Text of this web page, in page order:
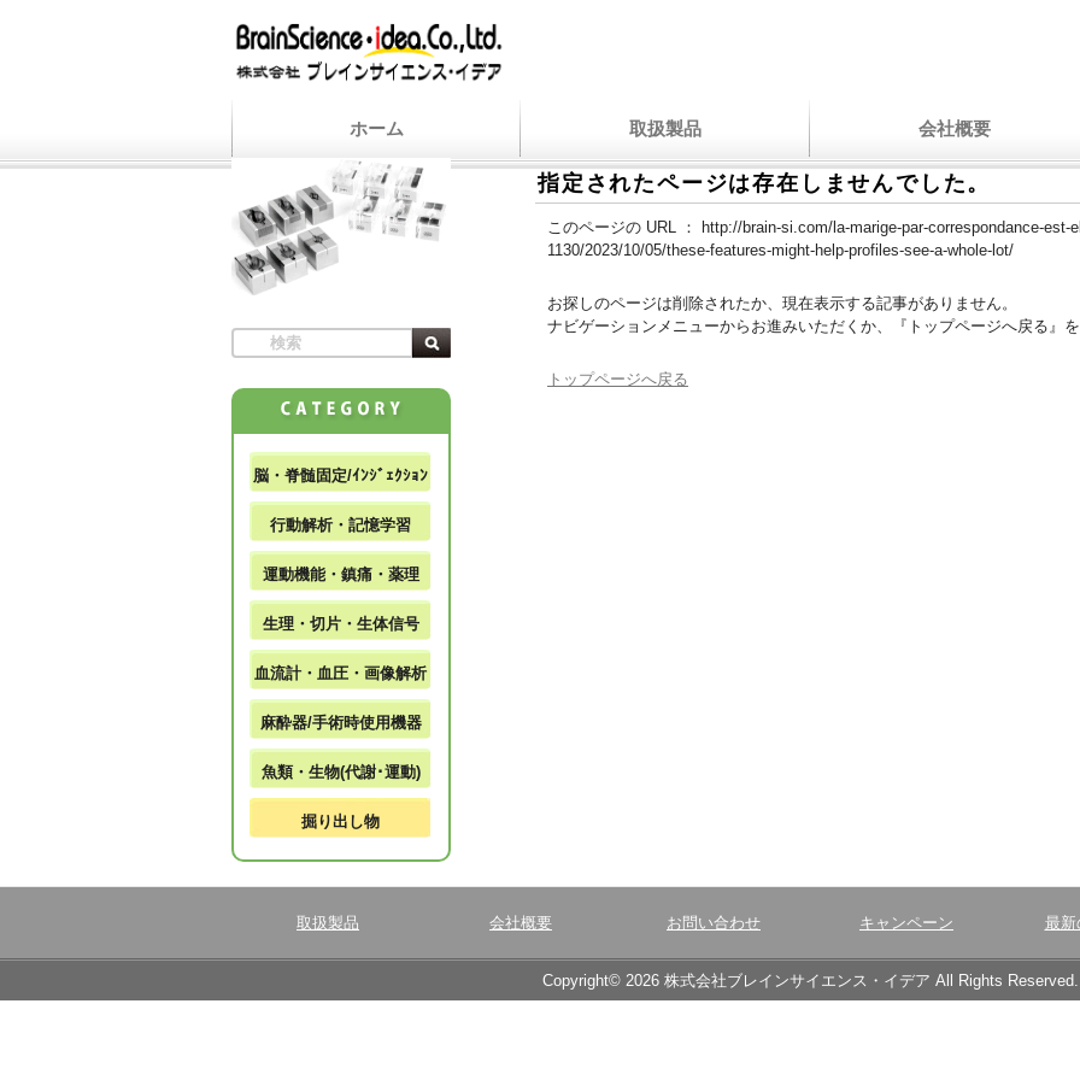
ホーム 取扱製品 会社概要
指定されたページは存在しませんでした。
このページの URL ：
http://brain-si.com/la-marige-par-correspondance-est-
1130/2023/10/05/these-features-might-help-profiles-see-a-whole-lot/
お探しのページは削除されたか、現在表示する記事がありません。
ナビゲーションメニューからお進みいただくか、『トップページへ戻る』を
トップページへ戻る
脳・脊髄固定/ｲﾝｼﾞｪｸｼｮﾝ
行動解析・記憶学習
運動機能・鎮痛・薬理
生理・切片・生体信号
血流計・血圧・画像解析
麻酔器/手術時使用機器
魚類・生物(代謝･運動)
掘り出し物
取扱製品 会社概要 お問い合わせ キャンペーン 最新
Copyright© 2026 株式会社ブレインサイエンス・イデア All Rights Reserved.